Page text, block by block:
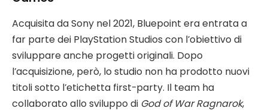
Acquisita da Sony nel 2021, Bluepoint era entrata a
far parte dei PlayStation Studios con l’obiettivo di
sviluppare anche progetti originali. Dopo
l’acquisizione, però, lo studio non ha prodotto nuovi
titoli sotto l’etichetta first-party. Il team ha
collaborato allo sviluppo di God of War Ragnarok,